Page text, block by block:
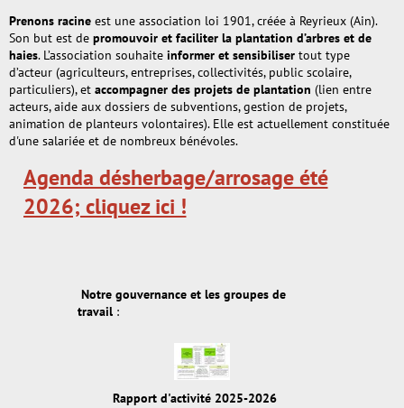
Prenons racine est une association loi 1901, créée à Reyrieux (Ain).
Son but est de promouvoir et faciliter la plantation d’arbres et de
haies. L’association souhaite informer et sensibiliser tout type
d’acteur (agriculteurs, entreprises, collectivités, public scolaire,
particuliers), et accompagner des projets de plantation (lien entre
acteurs, aide aux dossiers de subventions, gestion de projets,
animation de planteurs volontaires). Elle est actuellement constituée
d'une salariée et de nombreux bénévoles.
Agenda désherbage/arrosage été
2026; cliquez ici !
Notre gouvernance et les groupes de
travail:
Rapport d'activité 2025-2026